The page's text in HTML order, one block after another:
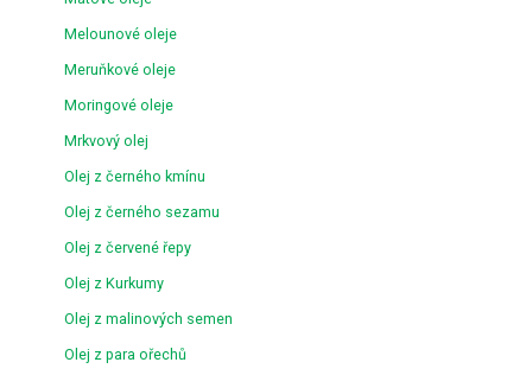
Melounové oleje
Meruňkové oleje
Moringové oleje
Mrkvový olej
Olej z černého kmínu
Olej z černého sezamu
Olej z červené řepy
Olej z Kurkumy
Olej z malinových semen
Olej z para ořechů